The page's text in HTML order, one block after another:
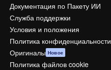
Документация по Пакету ИИ
Служба поддержки
Условия и положения
Политика конфиденциальности
Оригиналы Новое
Политика файлов cookie